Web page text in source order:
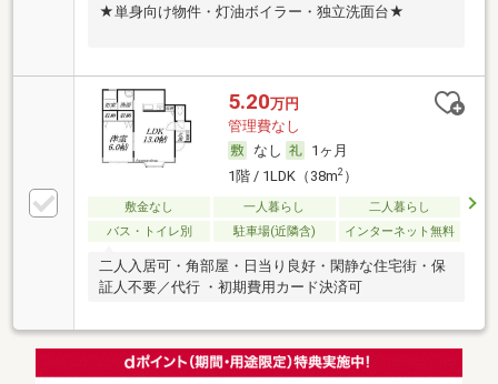
★単身向け物件・灯油ボイラー・独立洗面台★
5.20万円
管理費なし
なし
1ヶ月
1階 / 1LDK（38m2）
敷金なし 一人暮らし
二人暮らし
バス・トイレ別
駐車場(近隣含) インターネット無料
二人入居可・角部屋・日当り良好・閑静な住宅街・保
証人不要／代行 ・初期費用カード決済可